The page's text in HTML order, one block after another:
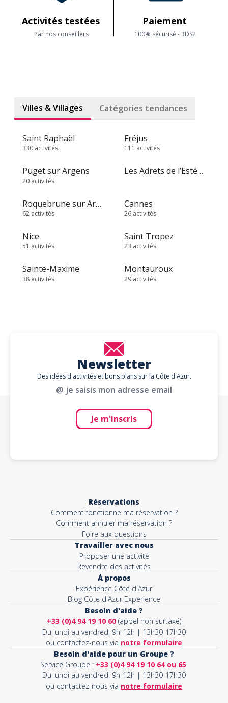
Activités testées
Par nos conseillers
Paiement
100% sécurisé - 3DS2
Villes & Villages Catégories tendances
Saint Raphaël
330 activités
Fréjus
111 activités
Puget sur Argens
20 activités
Les Adrets de l’Estérel
Roquebrune sur Argens
62 activités
Cannes
26 activités
Nice
51 activités
Saint Tropez
23 activités
Sainte-Maxime
38 activités
Montauroux
29 activités
Newsletter
Des idées d'activités et bons plans sur la Côte d'Azur.
@ je saisis mon adresse email
Je m'inscris
Réservations
Comment fonctionne ma réservation ?
Comment annuler ma réservation ?
Foire aux questions
Travailler avec nous
Proposer une activité
Revendre des activités
À propos
Expérience Côte d'Azur
Blog Côte d'Azur Experience
Besoin d'aide ?
+33 (0)4 94 19 10 60 (appel non surtaxé)
Du lundi au vendredi 9h-12h | 13h30-17h30
ou contactez-nous via notre formulaire
Besoin d'aide pour un Groupe ?
Service Groupe : +33 (0)4 94 19 10 64 ou 65
Du lundi au vendredi 9h-12h | 13h30-17h30
ou contactez-nous via notre formulaire